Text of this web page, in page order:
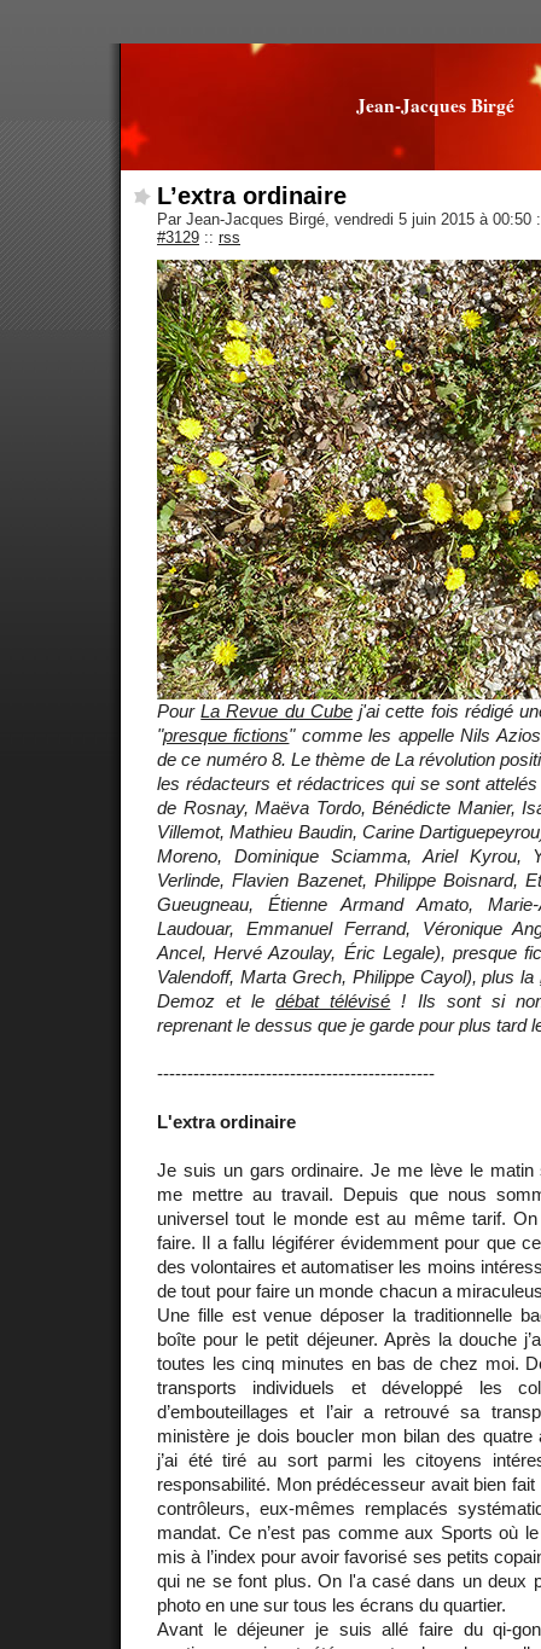
Jean-Jacques Birgé
L’extra ordinaire
Par Jean-Jacques Birgé, vendredi 5 juin 2015 à 00:50
#3129 :: rss
PourLa Revue du Cubej'ai cette fois rédigé
"presque fictions" comme les appelle Nils
de ce numéro 8. Le thème de La révolution
les rédacteurs et rédactrices qui se sont
de Rosnay, Maëva Tordo, Bénédicte Manier,
Villemot, Mathieu Baudin, Carine
Moreno, Dominique Sciamma, Ariel Kyrou,
Verlinde, Flavien Bazenet, Philippe Boisnard,
Gueugneau, Étienne Armand Amato,
Laudouar, Emmanuel Ferrand, Véronique
Ancel, Hervé Azoulay, Éric Legale), presque
Valendoff, Marta Grech, Philippe Cayol), plus la
Demoz et ledébat télévisé ! Ils sont si
reprenant le dessus que je garde pour plus tard
----------------------------------------------
L'extra ordinaire
Je suis un gars ordinaire. Je me lève le matin
me mettre au travail. Depuis que nous
universel tout le monde est au même tarif. On
faire. Il a fallu légiférer évidemment pour que
des volontaires et automatiser les moins
de tout pour faire un monde chacun a
Une fille est venue déposer la traditionnelle
boîte pour le petit déjeuner. Après la douche
toutes les cinq minutes en bas de chez moi.
transports individuels et développé les
d’embouteillages et l’air a retrouvé sa
ministère je dois boucler mon bilan des quatre
j’ai été tiré au sort parmi les citoyens
responsabilité. Mon prédécesseur avait bien
contrôleurs, eux-mêmes remplacés
mandat. Ce n’est pas comme aux Sports où
mis à l’index pour avoir favorisé ses petits
qui ne se font plus. On l'a casé dans un deux
photo en une sur tous les écrans du quartier.
Avant le déjeuner je suis allé faire du qi-